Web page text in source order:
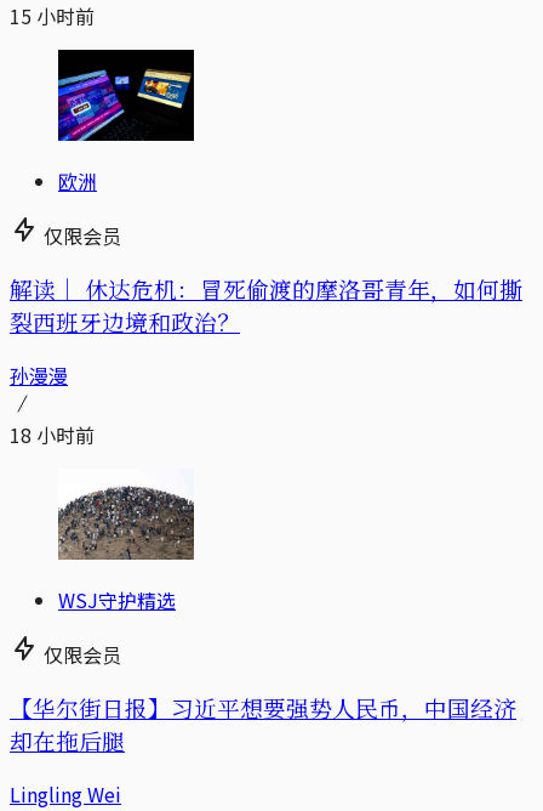
15 小时前
欧洲
仅限会员
解读｜ 休达危机：冒死偷渡的摩洛哥青年，如何撕
裂西班牙边境和政治？
孙漫漫
18 小时前
WSJ守护精选
仅限会员
【华尔街日报】习近平想要强势人民币，中国经济
却在拖后腿
Lingling Wei